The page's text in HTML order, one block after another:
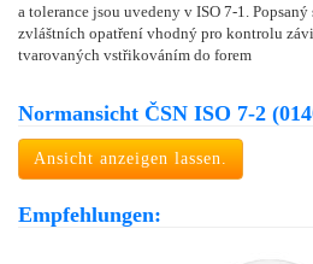
a tolerance jsou uvedeny v ISO 7-1.
zvláštních opatření vhodný pro kontrolu
tvarovaných vstřikováním do forem
Normansicht ČSN ISO 7-2
Ansicht anzeigen lassen.
Empfehlungen: